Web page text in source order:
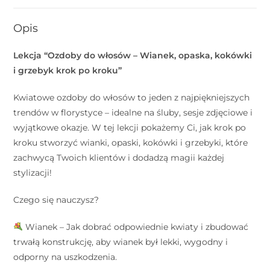
Opis
Lekcja “Ozdoby do włosów – Wianek, opaska, kokówki
i grzebyk krok po kroku”
Kwiatowe ozdoby do włosów to jeden z najpiękniejszych
trendów w florystyce – idealne na śluby, sesje zdjęciowe i
wyjątkowe okazje. W tej lekcji pokażemy Ci, jak krok po
kroku stworzyćwianki, opaski, kokówki i grzebyki, które
zachwycą Twoich klientów i dodadzą magii każdej
stylizacji!
Czego się nauczysz?
Wianek – Jak dobrać odpowiednie kwiaty i zbudować
trwałą konstrukcję, aby wianek był lekki, wygodny i
odporny na uszkodzenia.